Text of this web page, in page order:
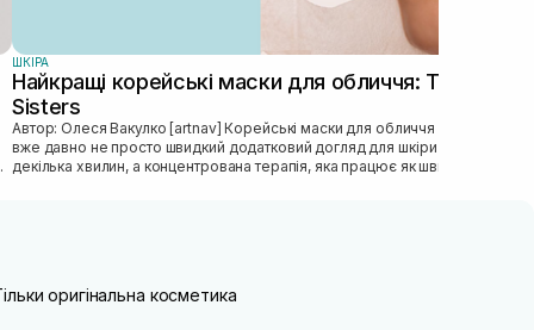
ШКIРА
Найкращі корейські маски для обличчя: ТОП від
Sisters
Автор: Олеся Вакулко [artnav] Корейськi маски для обличчя — це
вже давно не просто швидкий додатковий догляд для шкiри на
декiлька хвилин, а концентрована терапiя, яка працює як швидка
оригінальна косметика